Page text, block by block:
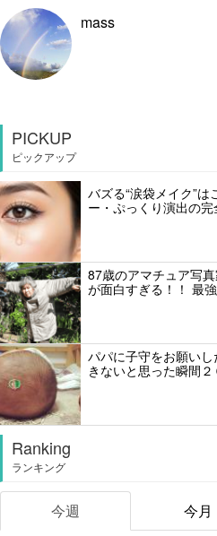
mass
PICKUP
ピックアップ
バズる“涙袋メイク”
ー・ぷっくり演出の完
87歳のアマチュア写
が面白すぎる！！ 最
パパに子守をお願い
きないと思った瞬間２
Ranking
ランキング
今週 今月